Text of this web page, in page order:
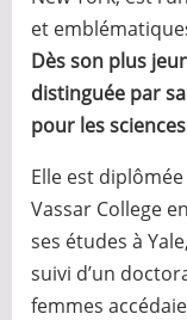
et
Dès son plus
distinguée par
pour les
Elle est
Vassar College
ses études à
suivi d’un
femmes